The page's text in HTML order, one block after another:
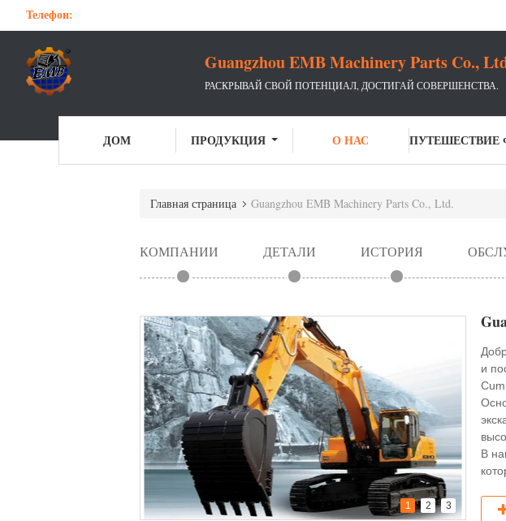
Телефон:
Guangzhou EMB Machinery Parts Co.,
РАСКРЫВАЙ СВОЙ ПОТЕНЦИАЛ, ДОСТИГАЙ СОВЕРШЕНСТВА.
ДОМ ПРОДУКЦИЯ О НАС
Главная страница Guangzhou EMB Machinery Parts Co., Ltd.
КОМПАНИИ ДЕТАЛИ ИСТОРИЯ
1 2 3
и
В